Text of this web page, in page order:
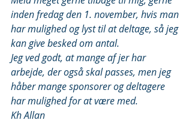
inden fredag den 1. november, hvis man
har mulighed og lyst til at deltage, så jeg
kan give besked om antal.
Jeg ved godt, at mange af jer har
arbejde, der også skal passes, men jeg
håber mange sponsorer og deltagere
har mulighed for at være med.
Kh Allan